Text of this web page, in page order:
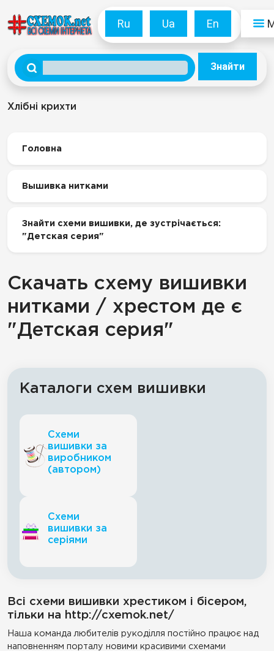
Ru Ua En
Знайти
Хлібні крихти
Головна
Вышивка нитками
Знайти схеми вишивки, де зустрічається:
"Детская серия"
Скачать схему вишивки
нитками / хрестом де є
"Детская серия"
Каталоги схем вишивки
Схеми
вишивки за
виробником
(автором)
Схеми
вишивки за
серіями
Всі схеми вишивки хрестиком і бісером,
тільки на http://cxemok.net/
Наша команда любителів рукоділля постійно працює над
наповненням порталу новими красивими схемами